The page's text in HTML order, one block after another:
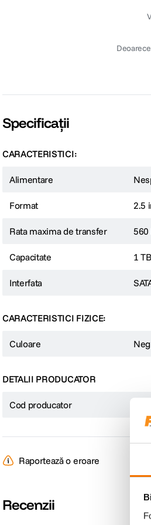
Specificații
CARACTERISTICI:
Alimentare
Format 2.5
Rata maxima de transfer 560
Capacitate 1 TB
Interfata
CARACTERISTICI FIZICE:
Culoare
DETALII PRODUCATOR
Cod producator
Raportează o eroare
Recenzii